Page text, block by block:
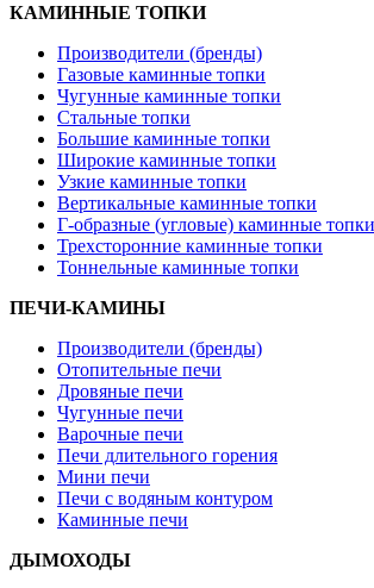
КАМИННЫЕ ТОПКИ
Производители (бренды)
Газовые каминные топки
Чугунные каминные топки
Стальные топки
Большие каминные топки
Широкие каминные топки
Узкие каминные топки
Вертикальные каминные топки
Г-образные (угловые) каминные топки
Трехсторонние каминные топки
Тоннельные каминные топки
ПЕЧИ-КАМИНЫ
Производители (бренды)
Отопительные печи
Дровяные печи
Чугунные печи
Варочные печи
Печи длительного горения
Мини печи
Печи с водяным контуром
Каминные печи
ДЫМОХОДЫ